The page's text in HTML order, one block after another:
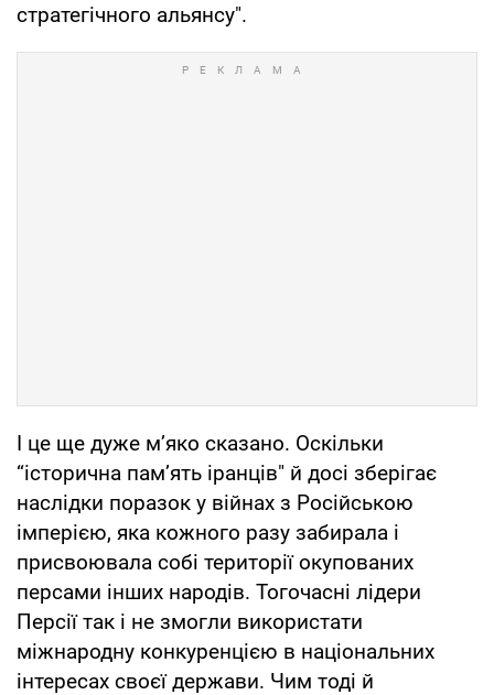
стратегічного альянсу".
І це ще дуже м’яко сказано. Оскільки
“історична пам’ять іранців" й досі зберігає
наслідки поразок у війнах з Російською
імперією, яка кожного разу забирала і
присвоювала собі території окупованих
персами інших народів. Тогочасні лідери
Персії так і не змогли використати
міжнародну конкуренцією в національних
інтересах своєї держави. Чим тоді й